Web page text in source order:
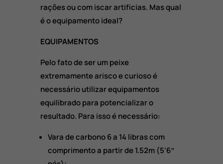
rações ou com iscar artificias. Mas qual
é o equipamento ideal?
EQUIPAMENTOS
Pelo fato de ser um peixe
extremamente arisco e curioso é
necessário utilizar equipamentos
equilibrado para potencializar o
resultado. Para isso é necessário:
Vara de carbono 6 a 14 libras com
comprimento a partir de 1.52m (5’6″